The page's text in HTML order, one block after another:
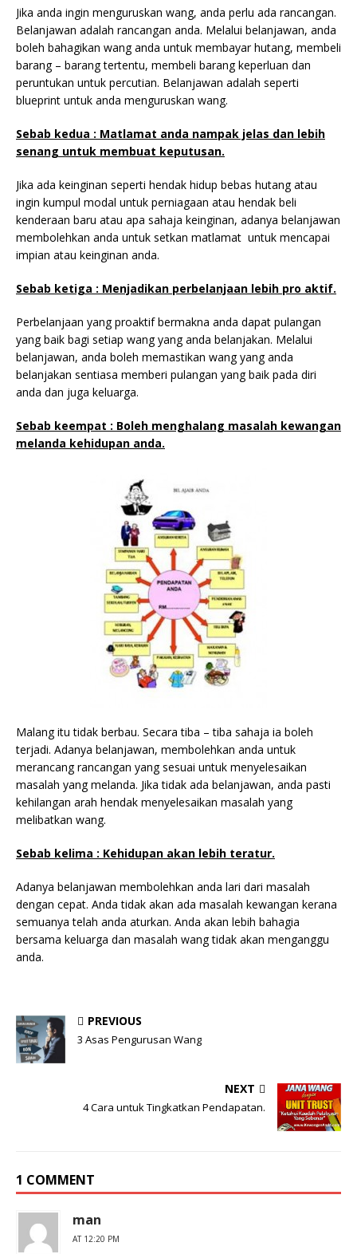
Jika anda ingin menguruskan wang, anda perlu ada rancangan.
Belanjawan adalah rancangan anda. Melalui belanjawan, anda
boleh bahagikan wang anda untuk membayar hutang, membeli
barang – barang tertentu, membeli barang keperluan dan
peruntukan untuk percutian. Belanjawan adalah seperti
blueprint untuk anda menguruskan wang.
Sebab kedua : Matlamat anda nampak jelas dan lebih
senang untuk membuat keputusan.
Jika ada keinginan seperti hendak hidup bebas hutang atau
ingin kumpul modal untuk perniagaan atau hendak beli
kenderaan baru atau apa sahaja keinginan, adanya belanjawan
membolehkan anda untuk setkan matlamat untuk mencapai
impian atau keinginan anda.
Sebab ketiga : Menjadikan perbelanjaan lebih pro aktif.
Perbelanjaan yang proaktif bermakna anda dapat pulangan
yang baik bagi setiap wang yang anda belanjakan. Melalui
belanjawan, anda boleh memastikan wang yang anda
belanjakan sentiasa memberi pulangan yang baik pada diri
anda dan juga keluarga.
Sebab keempat : Boleh menghalang masalah kewangan
melanda kehidupan anda.
Malang itu tidak berbau. Secara tiba – tiba sahaja ia boleh
terjadi. Adanya belanjawan, membolehkan anda untuk
merancang rancangan yang sesuai untuk menyelesaikan
masalah yang melanda. Jika tidak ada belanjawan, anda pasti
kehilangan arah hendak menyelesaikan masalah yang
melibatkan wang.
Sebab kelima : Kehidupan akan lebih teratur.
Adanya belanjawan membolehkan anda lari dari masalah
dengan cepat. Anda tidak akan ada masalah kewangan kerana
semuanya telah anda aturkan. Anda akan lebih bahagia
bersama keluarga dan masalah wang tidak akan menganggu
anda.
PREVIOUS
3 Asas Pengurusan Wang
NEXT
4 Cara untuk Tingkatkan Pendapatan.
1 COMMENT
man
AT 12:20 PM